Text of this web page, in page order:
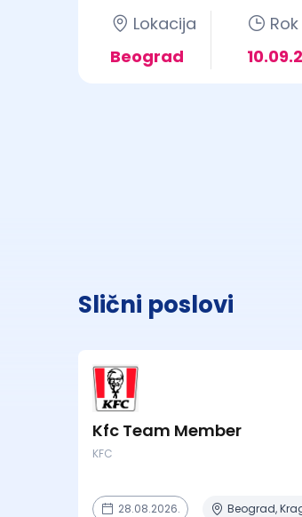
Lokacija
Beograd
Slični poslovi
Kfc Team Member
KFC
28.08.2026.